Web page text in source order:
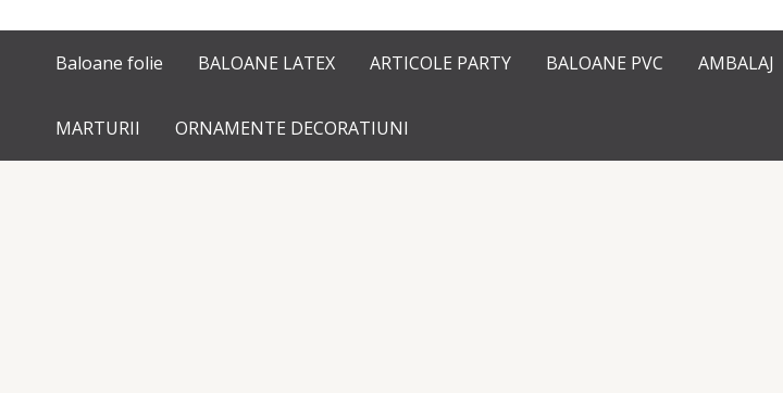
Baloane folie BALOANE LATEX ARTICOLE PARTY BALOANE PVC AMBALAJ
MARTURII ORNAMENTE DECORATIUNI